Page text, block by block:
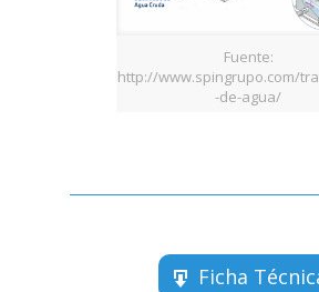
Fuente:
http://www.spingrupo.com/
-de-agua/
Ficha